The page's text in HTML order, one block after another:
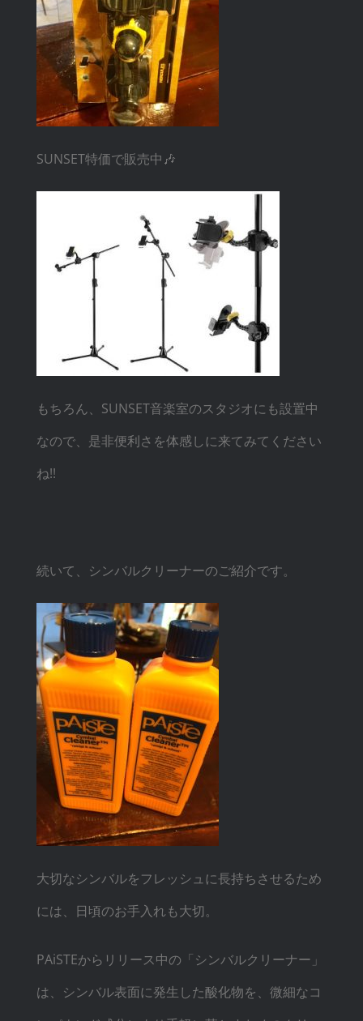
SUNSET特価で販売中🎶
もちろん、SUNSET音楽室のスタジオにも設置中
なので、是非便利さを体感しに来てみてください
ね!!
続いて、シンバルクリーナーのご紹介です。
大切なシンバルをフレッシュに長持ちさせるため
には、日頃のお手入れも大切。
PAiSTEからリリース中の「シンバルクリーナー」
は、シンバル表面に発生した酸化物を、微細なコ